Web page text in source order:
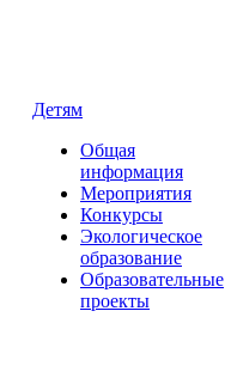
Детям
Общая
информация
Мероприятия
Конкурсы
Экологическое
образование
Образовательные
проекты